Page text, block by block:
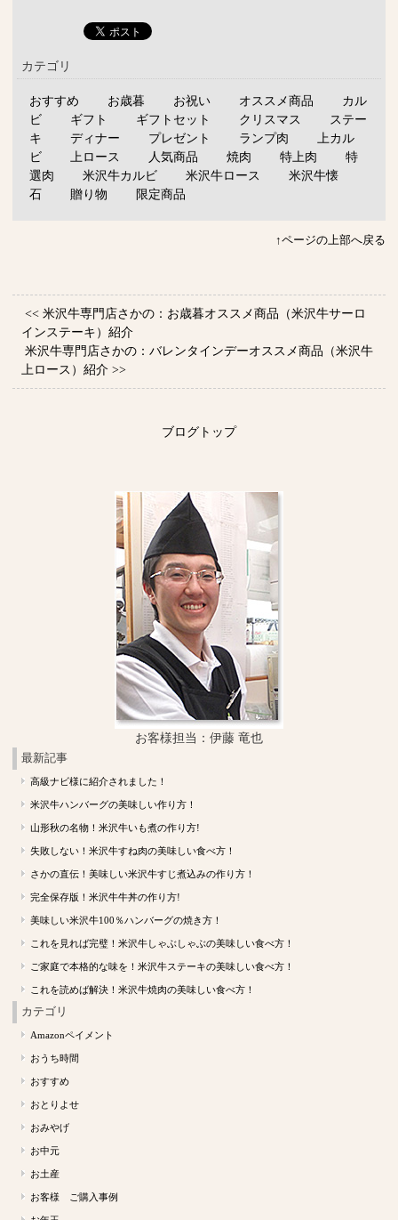
カテゴリ
おすすめ お歳暮 お祝い オススメ商品
カル
ビ
ギフト ギフトセット クリスマス
ステー
キ
ディナー プレゼント ランプ肉
上カル
ビ
上ロース 人気商品 焼肉 特上肉
特
選肉
米沢牛カルビ 米沢牛ロース
米沢牛懐
石
贈り物 限定商品
↑ページの上部へ戻る
<< 米沢牛専門店さかの：お歳暮オススメ商品（米沢牛サーロ
インステーキ）紹介
米沢牛専門店さかの：バレンタインデーオススメ商品（米沢牛
上ロース）紹介 >>
ブログトップ
お客様担当：伊藤 竜也
最新記事
高級ナビ様に紹介されました！
米沢牛ハンバーグの美味しい作り方！
山形秋の名物！米沢牛いも煮の作り方!
失敗しない！米沢牛すね肉の美味しい食べ方！
さかの直伝！美味しい米沢牛すじ煮込みの作り方！
完全保存版！米沢牛牛丼の作り方!
美味しい米沢牛100％ハンバーグの焼き方！
これを見れば完璧！米沢牛しゃぶしゃぶの美味しい食べ方！
ご家庭で本格的な味を！米沢牛ステーキの美味しい食べ方！
これを読めば解決！米沢牛焼肉の美味しい食べ方！
カテゴリ
Amazonペイメント
おうち時間
おすすめ
おとりよせ
おみやげ
お中元
お土産
お客様 ご購入事例